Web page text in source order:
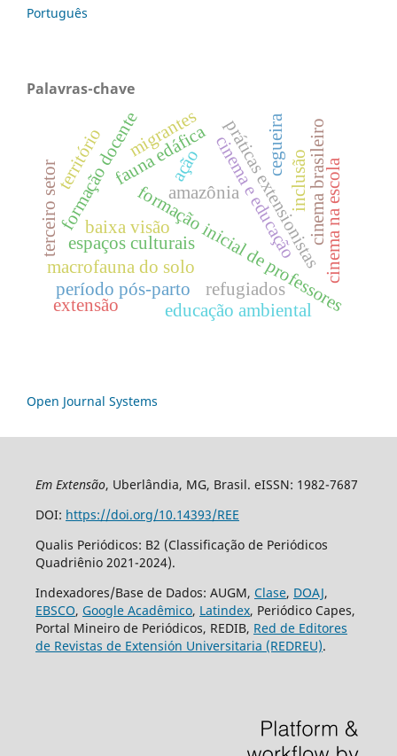
Português
Palavras-chave
espaços culturaisformação inicial de professores
práticas extensionistas
amazônia
macrofauna do solo
fauna edáfica
educação ambiental
cinema e educação cinema na escola
cinema brasileiro
formação docente
terceiro setor
território
período pós-parto refugiados
migrantes cegueira
baixa visão
ação inclusão
extensão
Open Journal Systems
Em Extensão, Uberlândia, MG, Brasil. eISSN: 1982-7687
DOI: https://doi.org/10.14393/REE
Qualis Periódicos: B2 (Classificação de Periódicos
Quadriênio 2021-2024).
Indexadores/Base de Dados: AUGM, Clase, DOAJ,
EBSCO, Google Acadêmico, Latindex, Periódico Capes,
Portal Mineiro de Periódicos, REDIB, Red de Editores
de Revistas de Extensión Universitaria (REDREU).